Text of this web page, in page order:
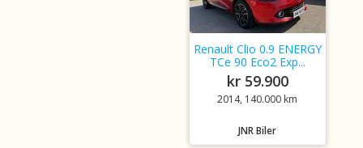
Renault Clio 0.9 ENERGY
TCe 90 Eco2 Exp...
kr 59.900
2014, 140.000 km
JNR Biler